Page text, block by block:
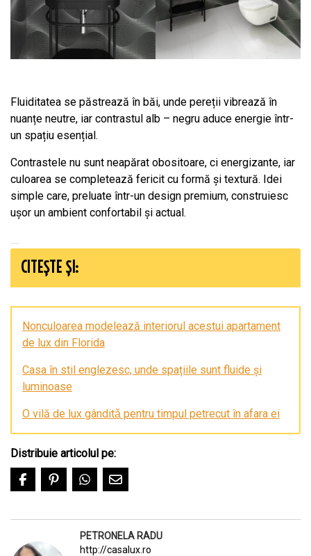
Fluiditatea se păstrează în băi, unde pereții vibrează în
nuanțe neutre, iar contrastul alb – negru aduce energie într-
un spațiu esențial.
Contrastele nu sunt neapărat obositoare, ci energizante, iar
culoarea se completează fericit cu formă și textură. Idei
simple care, preluate într-un design premium, construiesc
ușor un ambient confortabil și actual.
CITEȘTE ȘI:
Nonculoarea modelează interiorul acestui apartament
de lux din Florida
Casa în stil englezesc, unde spațiile sunt fluide și
luminoase
O vilă de lux gânditǎ pentru timpul petrecut în afara ei
Distribuie articolul pe:
PETRONELA RADU
http://casalux.ro